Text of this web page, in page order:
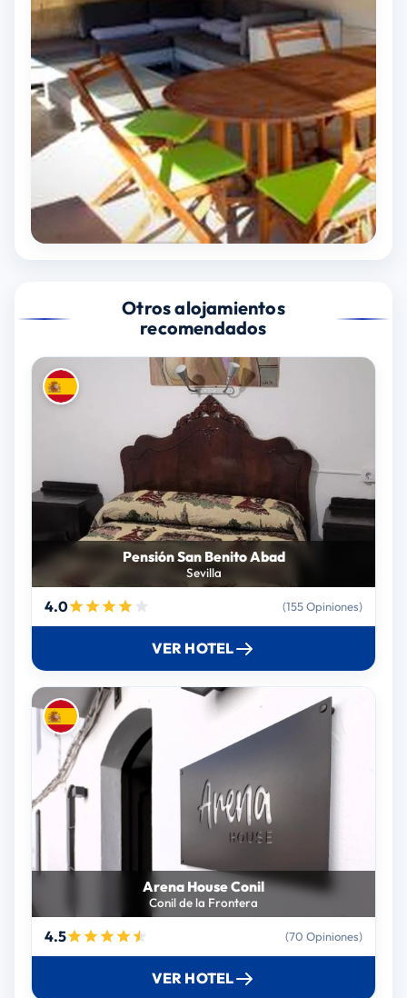
Otros alojamientos
recomendados
Pensión San Benito Abad
Sevilla
4.0 (155 Opiniones)
VER HOTEL
Arena House Conil
Conil de la Frontera
4.5 (70 Opiniones)
VER HOTEL